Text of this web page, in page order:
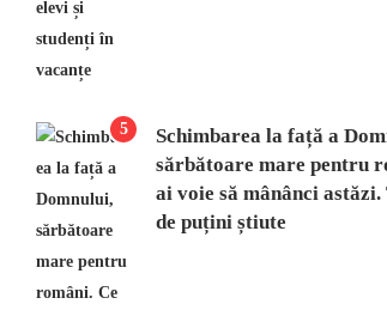
5
Schimbarea la față a
sărbătoare mare pentru
ai voie să mânânci
de puțini știute